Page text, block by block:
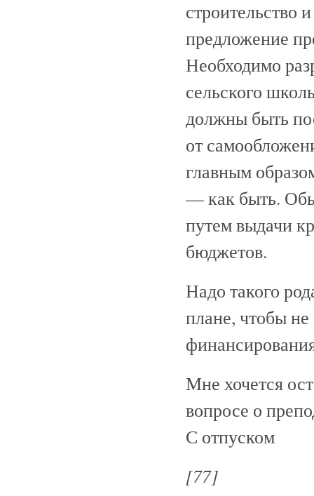
строительство
предложение
Необходимо
сельского
должны быть
от
главным
— как быть.
путем выдачи
бюджетов.
Надо такого
плане, чтобы не
Мне хочется
вопросе о
С отпуском
[77]